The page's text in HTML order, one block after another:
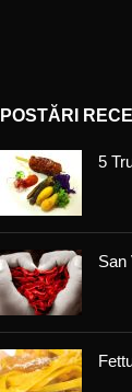
POSTĂRI
5
San